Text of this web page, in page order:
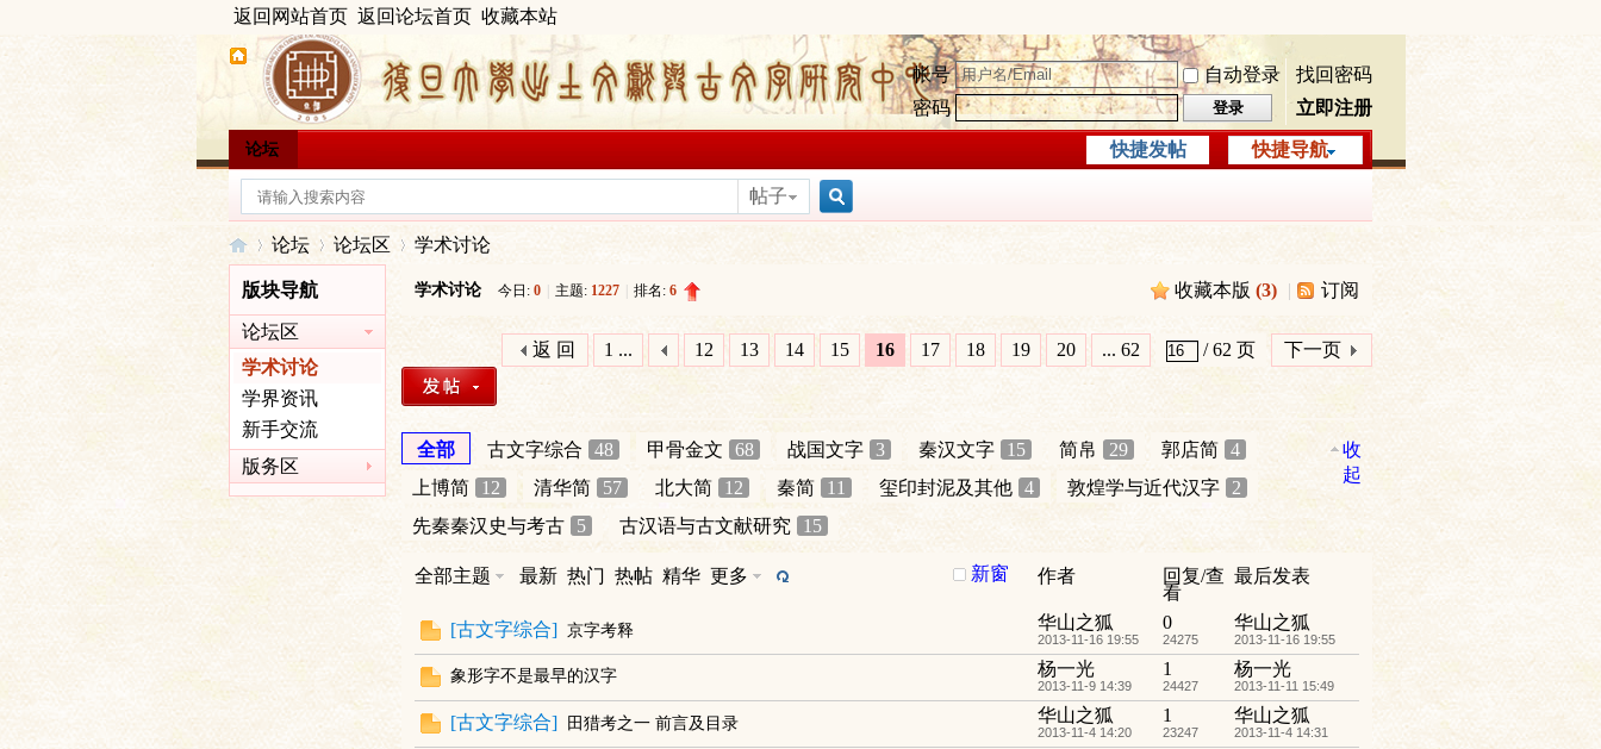
返回网站首页 返回论坛首页 收藏本站
帐号 自动登录
找回密码
密码
登录 立即注册
快捷导航
论坛 快捷发帖
帖子
索
出
土
»
论坛
›
论坛区
›
学术讨论
版块导航
论坛区
学术讨论
学界资讯
新手交流
版务区
收藏本版 (3) | 订阅
学术讨论 今日: 0 主题: 1227 排名: 6
1 ... 12 13 14 15 16 17 18 19 20 ... 62 / 62 页 下一页
返 回
收
起
全部 古文字综合 48 甲骨金文 68 战国文字 3 秦汉文字 15 简帛 29 郭店简 4
上博简
12 清华简 57 北大简 12 秦简 11 玺印封泥及其他 4 敦煌学与近代汉字
2
先秦秦汉史与考古
5 古汉语与古文献研究 15
新窗
全部主题 最新 热门 热帖 精华 更多 作者
回复/查
看
最后发表
[古文字综合] 京字考释 华山之狐
2013-11-16 19:55
0
24275
华山之狐
2013-11-16 19:55
象形字不是最早的汉字 杨一光
2013-11-9 14:39
1
24427
杨一光
2013-11-11 15:49
[古文字综合] 田猎考之一 前言及目录 华山之狐
2013-11-4 14:20
1
23247
华山之狐
2013-11-4 14:31